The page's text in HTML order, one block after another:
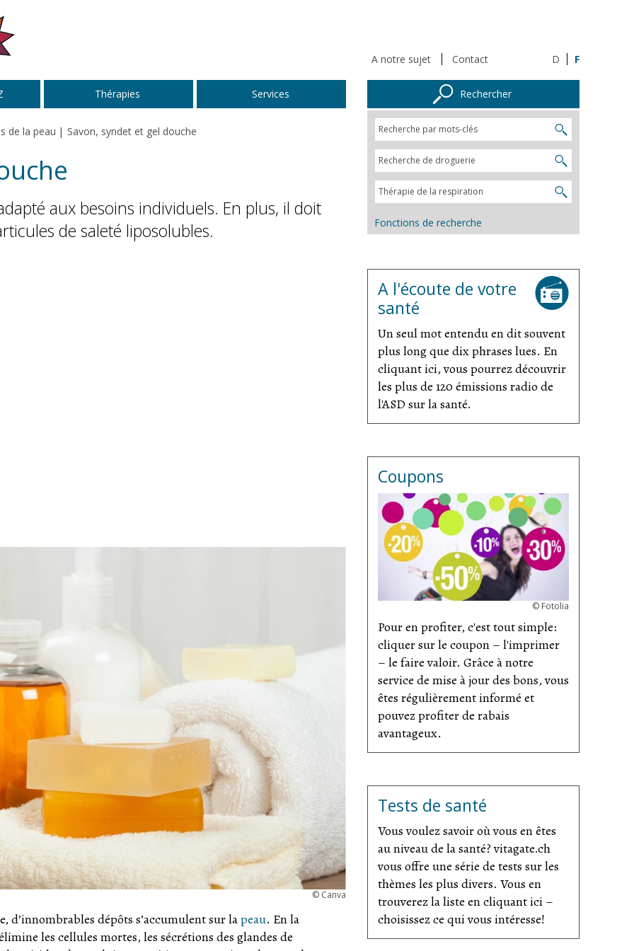
A notre sujet Contact D F
Thérapies Services
de la peau Savon, syndet et gel douche
aux besoins individuels. En plus, il doit
de saleté liposolubles.
© Canva
d’innombrables dépôts s’accumulent sur lapeau. En la
les cellules mortes, les sécrétions des glandes de
Rechercher
Fonctions de recherche
A l'écoute de votre
santé
Un seul mot entendu en dit souvent
plus long que dix phrases lues. En
cliquant ici, vous pourrez découvrir
les plus de 120 émissions radio de
l'ASD sur la santé.
Coupons
© Fotolia
Pour en profiter, c'est tout simple:
cliquer sur le coupon – l'imprimer
– le faire valoir. Grâce à notre
service de mise à jour des bons, vous
êtes régulièrement informé et
pouvez profiter de rabais
avantageux.
Tests de santé
Vous voulez savoir où vous en êtes
au niveau de la santé? vitagate.ch
vous offre une série de tests sur les
thèmes les plus divers. Vous en
trouverez la liste en cliquant ici –
choisissez ce qui vous intéresse!